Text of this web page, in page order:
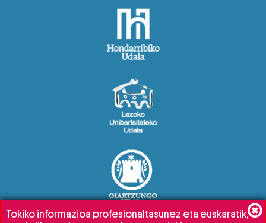
Tokiko informazioa profesionaltasunez eta euskaratik,